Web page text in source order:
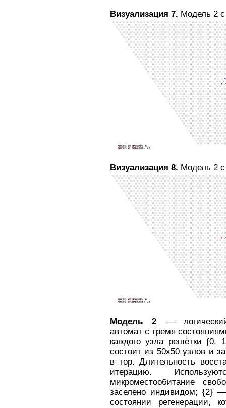
Визуализация 7. Модель 2
Визуализация 8. Модель 2 с
Модель 2 —
автомат с тремя
каждого узла решётки {0,
состоит из 50x50 узлов и
в тор. Длительность
итерацию.
микроместообитание
заселено индивидом; {2} —
состоянии регенерации,